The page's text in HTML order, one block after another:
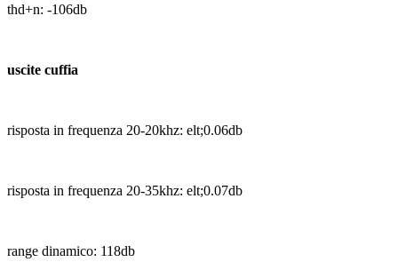
thd+n: -106db
uscite cuffia
risposta in frequenza 20-20khz: elt;0.06db
risposta in frequenza 20-35khz: elt;0.07db
range dinamico: 118db